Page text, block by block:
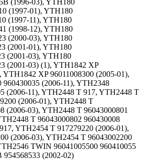
(1996-03), YTH180
(1997-01), YTH180
(1997-11), YTH180
(1998-12), YTH180
(2000-03), YTH180
(2001-01), YTH180
(2001-03), YTH180
(2001-03) (1), YTH1842 XP
YTH1842 XP 96011008300 (2005-01),
(2006-11), YTH2348
(2006-11), YTH2448 T 917, YTH2448 T
(2006-01), YTH2448 T
(2006-03), YTH2448 T 96043000801
T 96043000802 960430008
YTH2454 T 917279220 (2006-01),
(2006-03), YTH2454 T 96043002200
TWIN 96041005500 960410055
(2002-02)